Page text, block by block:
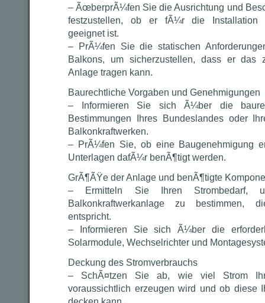
– ÃœberprÃ¼fen Sie die Ausrichtung und
festzustellen, ob er fÃ¼r die Installation
geeignet ist.
– PrÃ¼fen Sie die statischen
Balkons, um sicherzustellen, dass er das
Anlage tragen kann.
Baurechtliche Vorgaben und Genehmigungen
– Informieren Sie sich Ã¼ber die
Bestimmungen Ihres Bundeslandes oder
Balkonkraftwerken.
– PrÃ¼fen Sie, ob eine Baugenehmigung
Unterlagen dafÃ¼r benÃ¶tigt werden.
GrÃ¶ÃŸe der Anlage und benÃ¶tigte
– Ermitteln Sie Ihren Strombedarf,
Balkonkraftwerkanlage zu bestimmen,
entspricht.
– Informieren Sie sich Ã¼ber die
Solarmodule, Wechselrichter und
Deckung des Stromverbrauchs
– SchÃ¤tzen Sie ab, wie viel Strom
voraussichtlich erzeugen wird und ob diese